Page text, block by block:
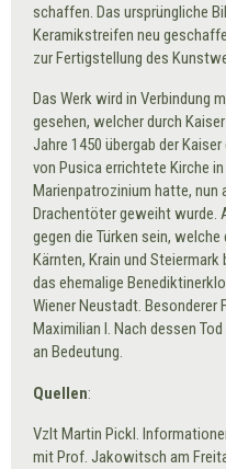
schaffen. Das ursprüngliche
Keramikstreifen neu
zur Fertigstellung des
Das Werk wird in Verbindung
gesehen, welcher durch
Jahre 1450 übergab der
von Pusica errichtete Kirche
Marienpatrozinium hatte, nun
Drachentöter geweiht wurde.
gegen die Türken sein,
Kärnten, Krain und
das ehemalige
Wiener Neustadt. Besonderer
Maximilian I. Nach dessen
an Bedeutung.
Quellen:
Vzlt Martin Pickl.
mit Prof. Jakowitsch am